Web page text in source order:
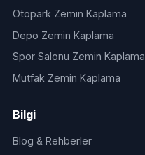
Otopark Zemin Kaplama
Depo Zemin Kaplama
Spor Salonu Zemin Kaplama
Mutfak Zemin Kaplama
Bilgi
Blog & Rehberler